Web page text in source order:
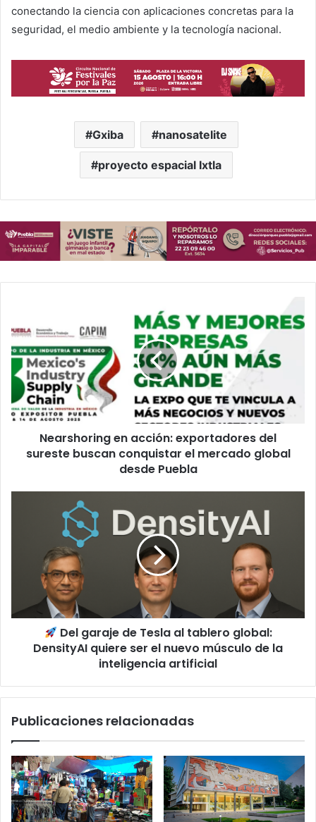
conectando la ciencia con aplicaciones concretas para la
seguridad, el medio ambiente y la tecnología nacional.
Gxiba nanosatelite
proyecto espacial Ixtla
acción:
exportadores
del
sureste
buscan
conquistar
el
mercado
global
Nearshoring en acción: exportadores del
sureste buscan conquistar el mercado global
desde Puebla
global:
DensityAI
músculo
la
Del garaje de Tesla al tablero global:
DensityAI quiere ser el nuevo músculo de la
inteligencia artificial
Publicaciones relacionadas